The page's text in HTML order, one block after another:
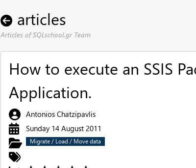
articles
Articles of SQLschool.gr Team
How to execute an SSIS
Application.
Antonios Chatzipavlis
Sunday 14 August 2011
Migrate / Load / Move data